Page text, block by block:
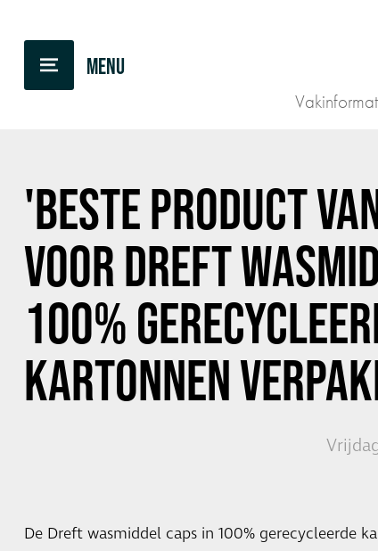
'BESTE PRODUCT
VOOR DREFT
100%
KARTONNEN
De Dreft wasmiddel caps in 100% gerecycleerde